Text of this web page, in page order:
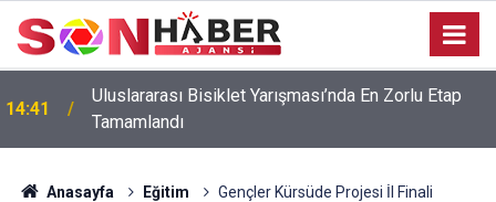
14:41
Uluslararası Bisiklet Yarışması’nda En Zorlu Etap
Tamamlandı
Anasayfa Eğitim
Gençler Kürsüde Projesi İl Finali